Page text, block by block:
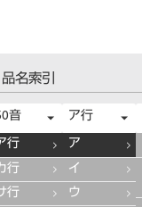
品名索引
音
行
行
行
ア行
ア
イ
ウ